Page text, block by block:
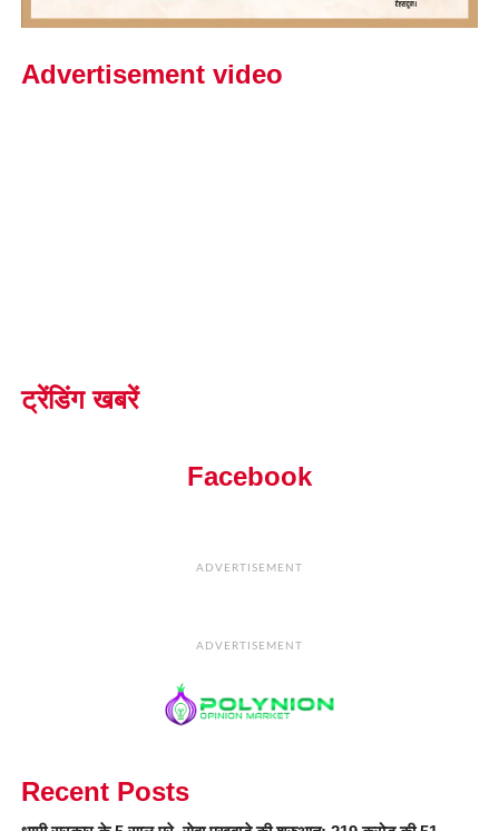
Advertisement video
ट्रेंडिंग खबरें
Facebook
ADVERTISEMENT
ADVERTISEMENT
Recent Posts